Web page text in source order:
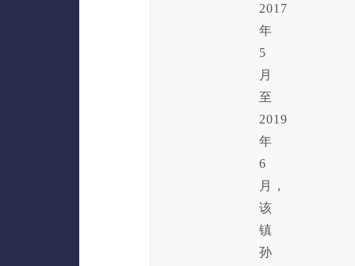
2017
年
5
月
至
2019
年
6
月，
该
镇
孙